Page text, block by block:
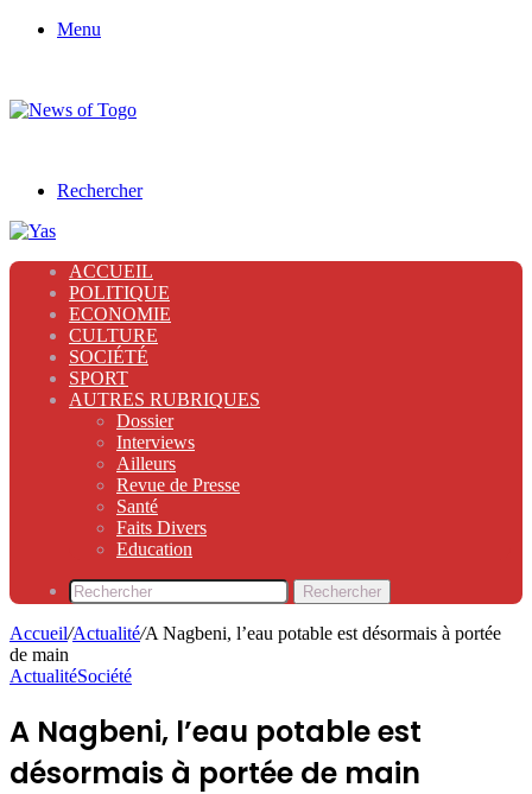
Menu
Rechercher
ACCUEIL
POLITIQUE
ECONOMIE
CULTURE
SOCIÉTÉ
SPORT
AUTRES RUBRIQUES
Dossier
Interviews
Ailleurs
Revue de Presse
Santé
Faits Divers
Education
Rechercher
Accueil/Actualité/A Nagbeni, l’eau potable est désormais à portée
de main
ActualitéSociété
A Nagbeni, l’eau potable est
désormais à portée de main